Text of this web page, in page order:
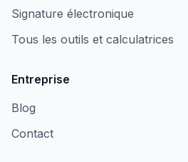
Signature électronique
Tous les outils et calculatrices
Entreprise
Blog
Contact